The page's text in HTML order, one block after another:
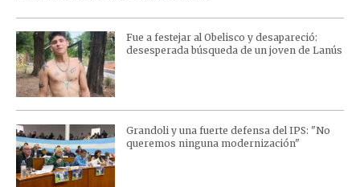
Fue a festejar al Obelisco y desapareció:
desesperada búsqueda de un joven de Lanús
Grandoli y una fuerte defensa del IPS: "No
queremos ninguna modernización"